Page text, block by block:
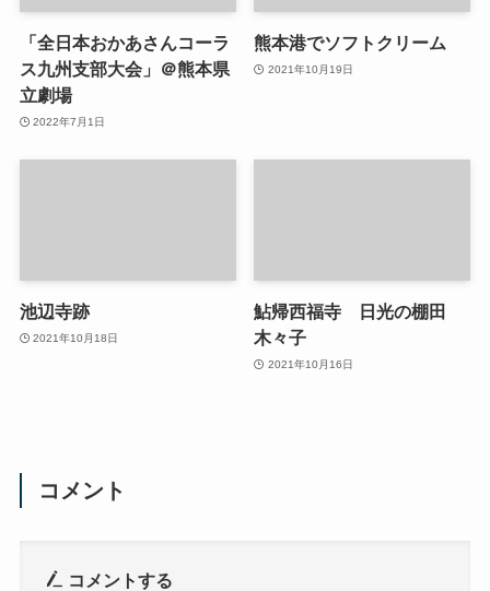
「全日本おかあさんコーラ
ス九州支部大会」＠熊本県
立劇場
2022年7月1日
熊本港でソフトクリーム
2021年10月19日
池辺寺跡
2021年10月18日
鮎帰西福寺 日光の棚田
木々子
2021年10月16日
コメント
コメントする